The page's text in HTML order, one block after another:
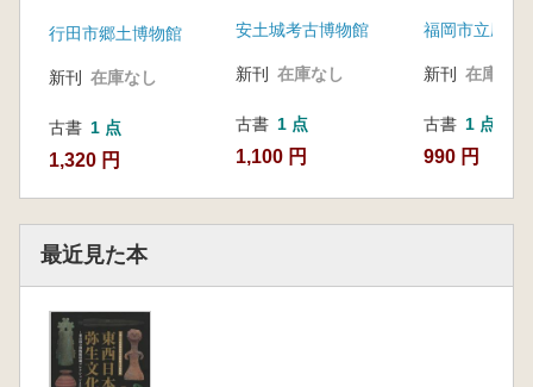
行田市郷土博物館
新刊 在庫なし
古書 1 点
1,320 円
安土城考古博物館
新刊 在庫なし
古書 1 点
1,100 円
福岡市立歴史
新刊 在庫なし
古書 1 点
990 円
最近見た本